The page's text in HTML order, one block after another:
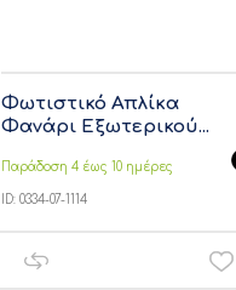
Φωτιστικό Απλίκα
Φανάρι Εξωτερικού...
Παράδοση 4 έως 10 ημέρες
ID: 0334-07-1114